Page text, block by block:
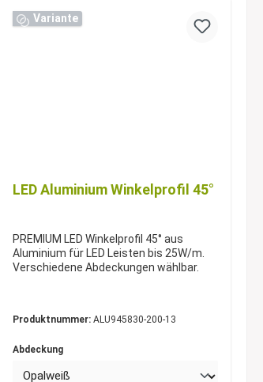
Variante
LED Aluminium Winkelprofil 45°
PREMIUM LED Winkelprofil 45° aus
Aluminium für LED Leisten bis 25W/m.
Verschiedene Abdeckungen wählbar.
Produktnummer: ALU945830-200-13
Abdeckung